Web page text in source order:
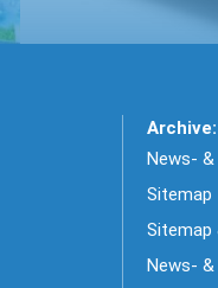
Archive:
News-
Sitemap
Sitemap
News-